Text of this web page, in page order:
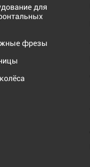
для
фрезы